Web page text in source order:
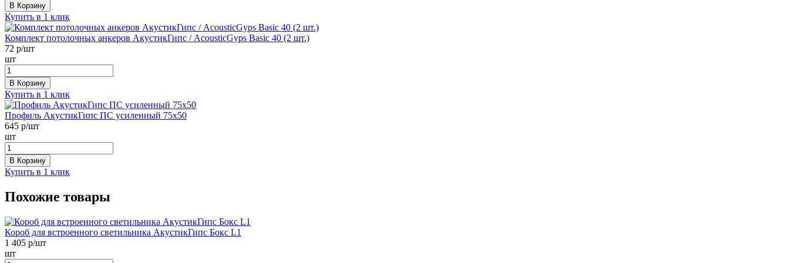
В Корзину
Купить в 1 клик
Комплект потолочных анкеров АкустикГипс / AcousticGyps Basic 40 (2 шт.)
72 р/шт
шт
В Корзину
Купить в 1 клик
Профиль АкустикГипс ПС усиленный 75х50
645 р/шт
шт
В Корзину
Купить в 1 клик
Похожие товары
Короб для встроенного светильника АкустикГипс Бокс L1
1 405 р/шт
шт